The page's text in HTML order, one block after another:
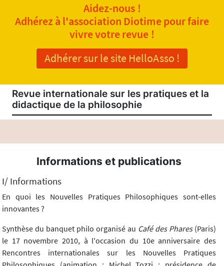
Aidez-nous !
Adhérez à l'association Diotime pour faire
vivre votre revue !
Adhérer sur le site HelloAsso !
Revue internationale sur les pratiques et la
didactique de la philosophie
Informations et publications
I/ Informations
En quoi les Nouvelles Pratiques Philosophiques sont-elles
innovantes ?
Synthèse du banquet philo organisé au Café des Phares(Paris)
le 17 novembre 2010, à l'occasion du 10e anniversaire des
Rencontres internationales sur les Nouvelles Pratiques